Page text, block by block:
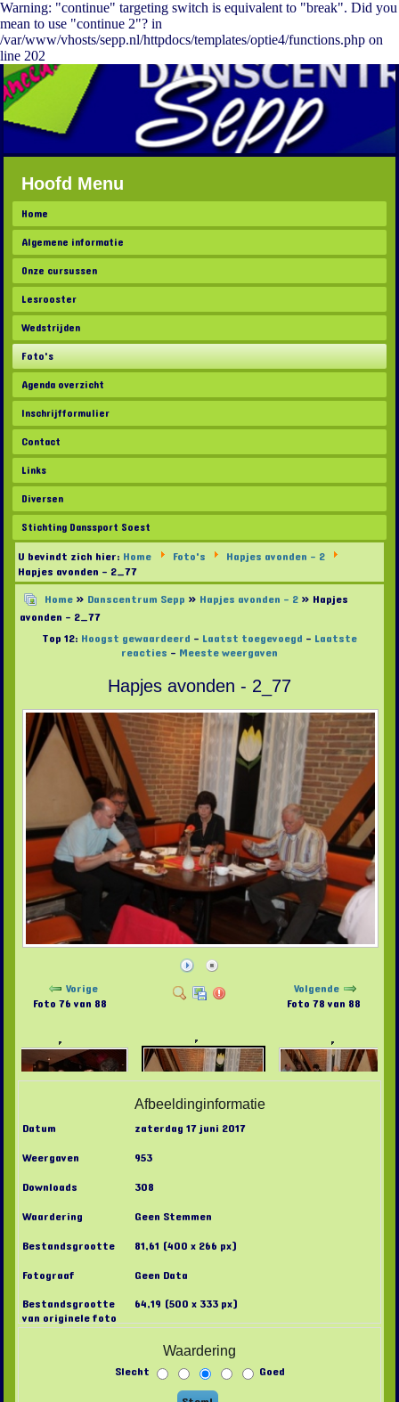
Warning: "continue" targeting switch is equivalent to "break". Did you
mean to use "continue 2"? in
/var/www/vhosts/sepp.nl/httpdocs/templates/optie4/functions.php on
line 202
Hoofd Menu
Home
Algemene informatie
Onze cursussen
Lesrooster
Wedstrijden
Foto's
Agenda overzicht
Inschrijfformulier
Contact
Links
Diversen
Stichting Danssport Soest
U bevindt zich hier: Home Foto's Hapjes avonden - 2
Hapjes avonden - 2_77
Home» Danscentrum Sepp » Hapjes avonden - 2» Hapjes
avonden - 2_77
Top 12: Hoogst gewaardeerd - Laatst toegevoegd - Laatste
reacties - Meeste weergaven
Hapjes avonden - 2_77
Vorige
Foto 76 van 88
Volgende
Foto 78 van 88
Afbeeldinginformatie
Datum
zaterdag 17 juni 2017
Weergaven
953
Downloads
308
Waardering
Geen Stemmen
Bestandsgrootte
81,61 (400 x 266 px)
Fotograaf
Geen Data
Bestandsgrootte
van originele foto
64,19 (500 x 333 px)
Waardering
Slecht Goed